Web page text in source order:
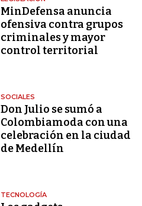
MinDefensa anuncia
ofensiva contra grupos
criminales y mayor
control territorial
SOCIALES
Don Julio se sumó a
Colombiamoda con una
celebración en la ciudad
de Medellín
TECNOLOGÍA